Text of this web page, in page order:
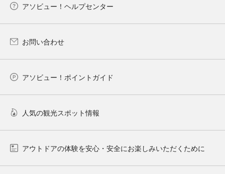
アソビュー！ヘルプセンター
お問い合わせ
アソビュー！ポイントガイド
人気の観光スポット情報
アウトドアの体験を安心・安全にお楽しみいただくために